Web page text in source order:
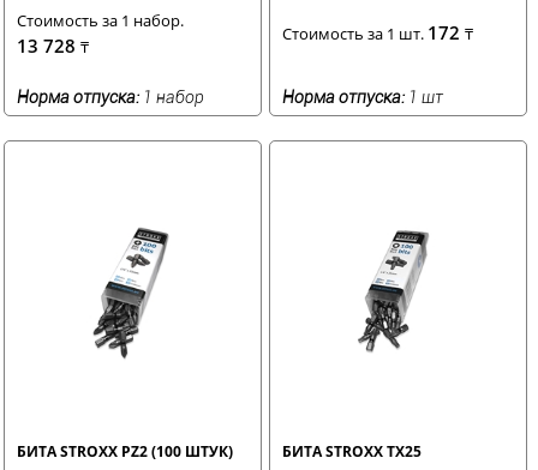
Стоимость за 1 набор.
13 728 ₸
Норма отпуска: 1 набор
Стоимость за 1 шт. 172₸
Норма отпуска: 1 шт
БИТА STROXX PZ2 (100 ШТУК) БИТА STROXX TX25